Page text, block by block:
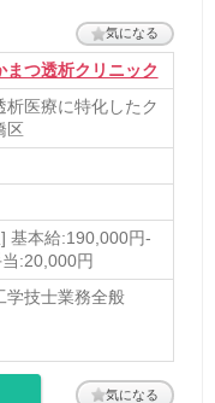
だけるよう、サービ
質の向上に努めてまい
い申し上げます。
気になる
つ透析クリニック
析医療に特化したク
区
基本給:190,000円-
:20,000円
学技士業務全般
気になる